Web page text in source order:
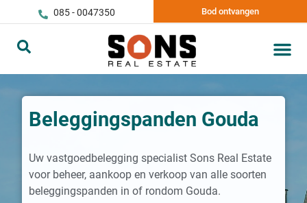
085 - 0047350 Bod ontvangen
Beleggingspanden Gouda
Uw vastgoedbelegging specialist Sons Real Estate
voor beheer, aankoop en verkoop van alle soorten
beleggingspanden in of rondom Gouda.